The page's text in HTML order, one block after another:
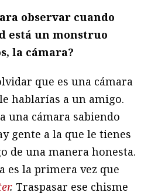
observar cuando
está un monstruo
la cámara?
que es una cámara
hablarías a un amigo.
una cámara sabiendo
gente a la que le tienes
de una manera honesta.
es la primera vez que
. Traspasar ese chisme